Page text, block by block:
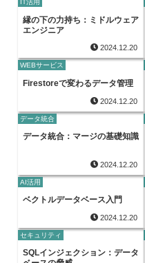
IT活用
縁の下の力持ち：ミドルウェア
エンジニア
2024.12.20
WEBサービス
Firestoreで変わるデータ管理
2024.12.20
データ統合
データ統合：マージの基礎知識
2024.12.20
AI活用
ベクトルデータベース入門
2024.12.20
セキュリティ
SQLインジェクション：データ